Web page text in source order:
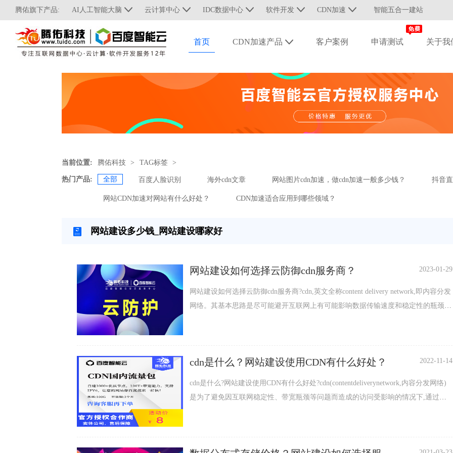
腾佑旗下产品: AI人工智能大脑 云计算中心 IDC数据中心 软件开发 CDN加速 智能五合一建站
首页 CDN加速产品 客户案例 申请测试 关于我
当前位置: 腾佑科技 > TAG标签 >
热门产品: 全部 百度人脸识别 海外cdn文章 网站图片cdn加速，做cdn加速一般多少钱？ 抖音
网站CDN加速对网站有什么好处？ CDN加速适合应用到哪些领域？
网站建设多少钱_网站建设哪家好
网站建设如何选择云防御cdn服务商？ 2023-01-29
网站建设如何选择云防御cdn服务商?cdn,英文全称content delivery network,即内容分发
网络。其基本思路是尽可能避开互联网上有可能影响数据传输速度和稳定性的瓶颈和
cdn是什么？网站建设使用CDN有什么好处？ 2022-11-14
cdn是什么?网站建设使用CDN有什么好处?cdn(contentdeliverynetwork,内容分发网络)
是为了避免因互联网稳定性、带宽瓶颈等问题而造成的访问受影响的情况下,通过采